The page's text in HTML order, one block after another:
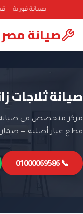
صيانة فورية — قطع
صيانة مصر
صيانة ثلاجات
مركز متخصص في صيانة
قطع غيار أصلية — ضمان 6
📞 01000069586